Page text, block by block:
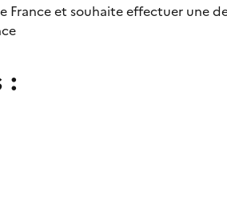
France et souhaite effectuer une
: